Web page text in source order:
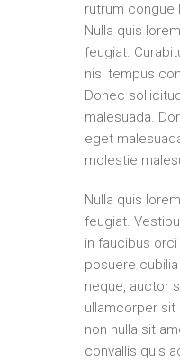
rutrum congue
Nulla quis
feugiat.
nisl tempus
Donec
malesuada.
eget
molestie
Nulla quis
feugiat.
in faucibus
posuere
neque, auctor
ullamcorper sit
non nulla sit
convallis quis